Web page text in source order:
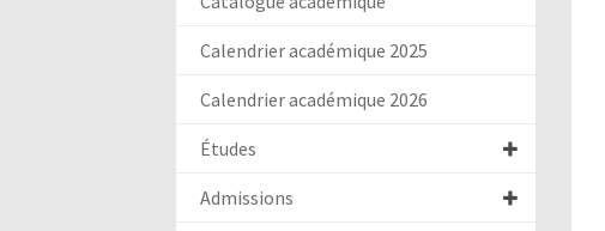
Calendrier académique 2025
Calendrier académique 2026
Études
Admissions